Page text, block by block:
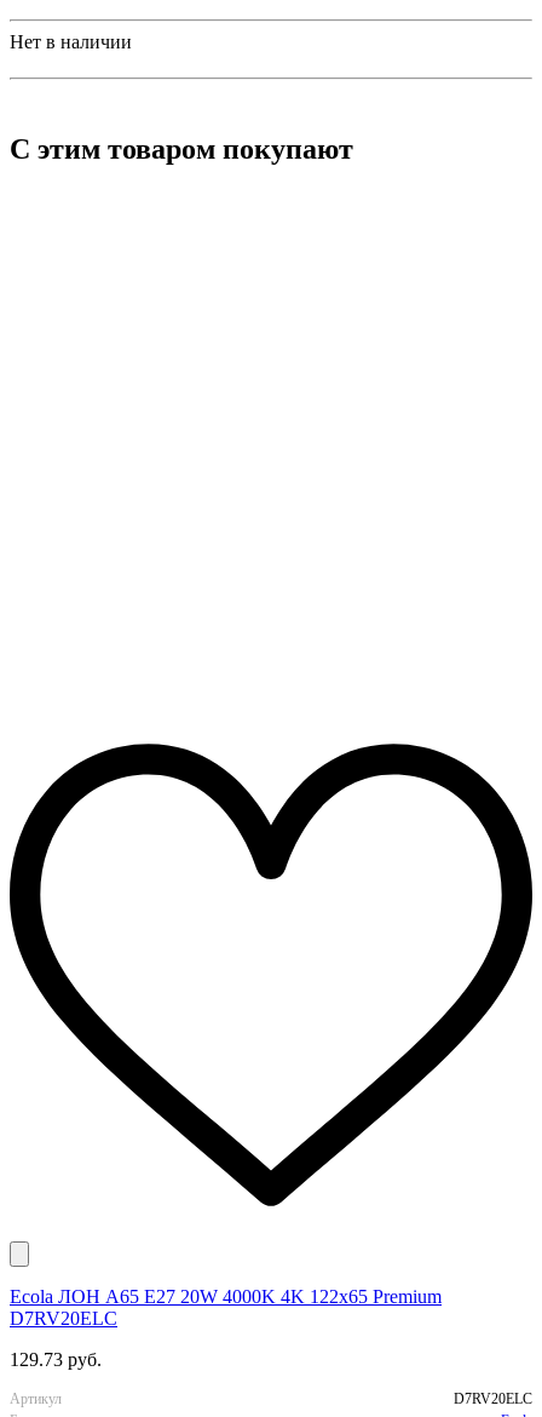
Нет в наличии
С этим товаром покупают
Ecola ЛОН A65 E27 20W 4000K 4K 122x65 Premium
D7RV20ELC
129.73 руб.
Артикул
D7RV20ELC